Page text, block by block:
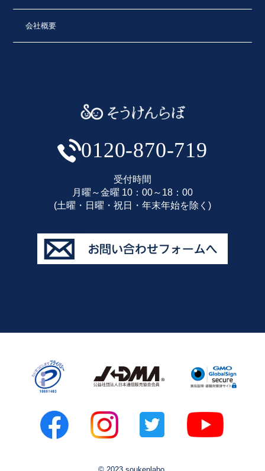
会社概要
0120-870-719
受付時間
月曜～金曜 10：00～18：00
(土曜・日曜・祝日・年末年始を除く)